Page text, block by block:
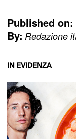
Published on:
By: Redazione
IN EVIDENZA